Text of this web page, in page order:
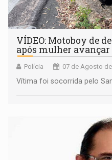
VÍDEO: Motoboy de
após mulher
Polícia 07 de Agosto
Vítima foi socorrida pelo